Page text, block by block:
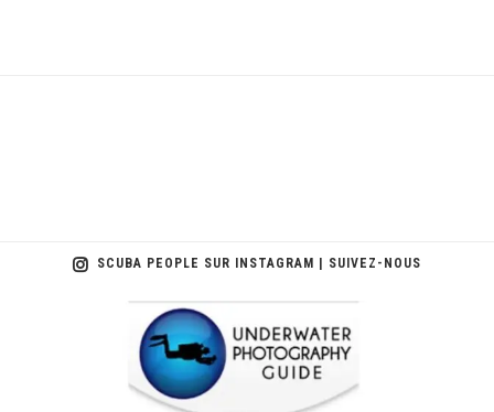
SCUBA PEOPLE SUR INSTAGRAM | SUIVEZ-NOUS
scuba_people_magazine